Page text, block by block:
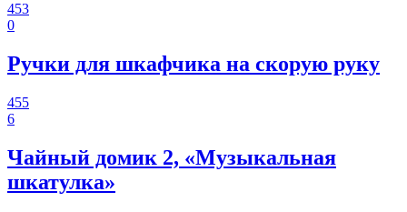
453
0
Ручки для шкафчика на скорую руку
455
6
Чайный домик 2, «Музыкальная
шкатулка»